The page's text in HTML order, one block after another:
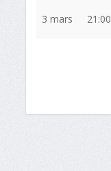
3 mars 21:00